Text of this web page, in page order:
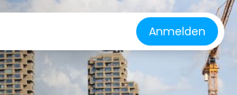
Anmelden